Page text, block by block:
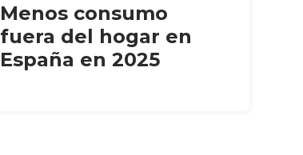
Menos consumo
fuera del hogar en
España en 2025